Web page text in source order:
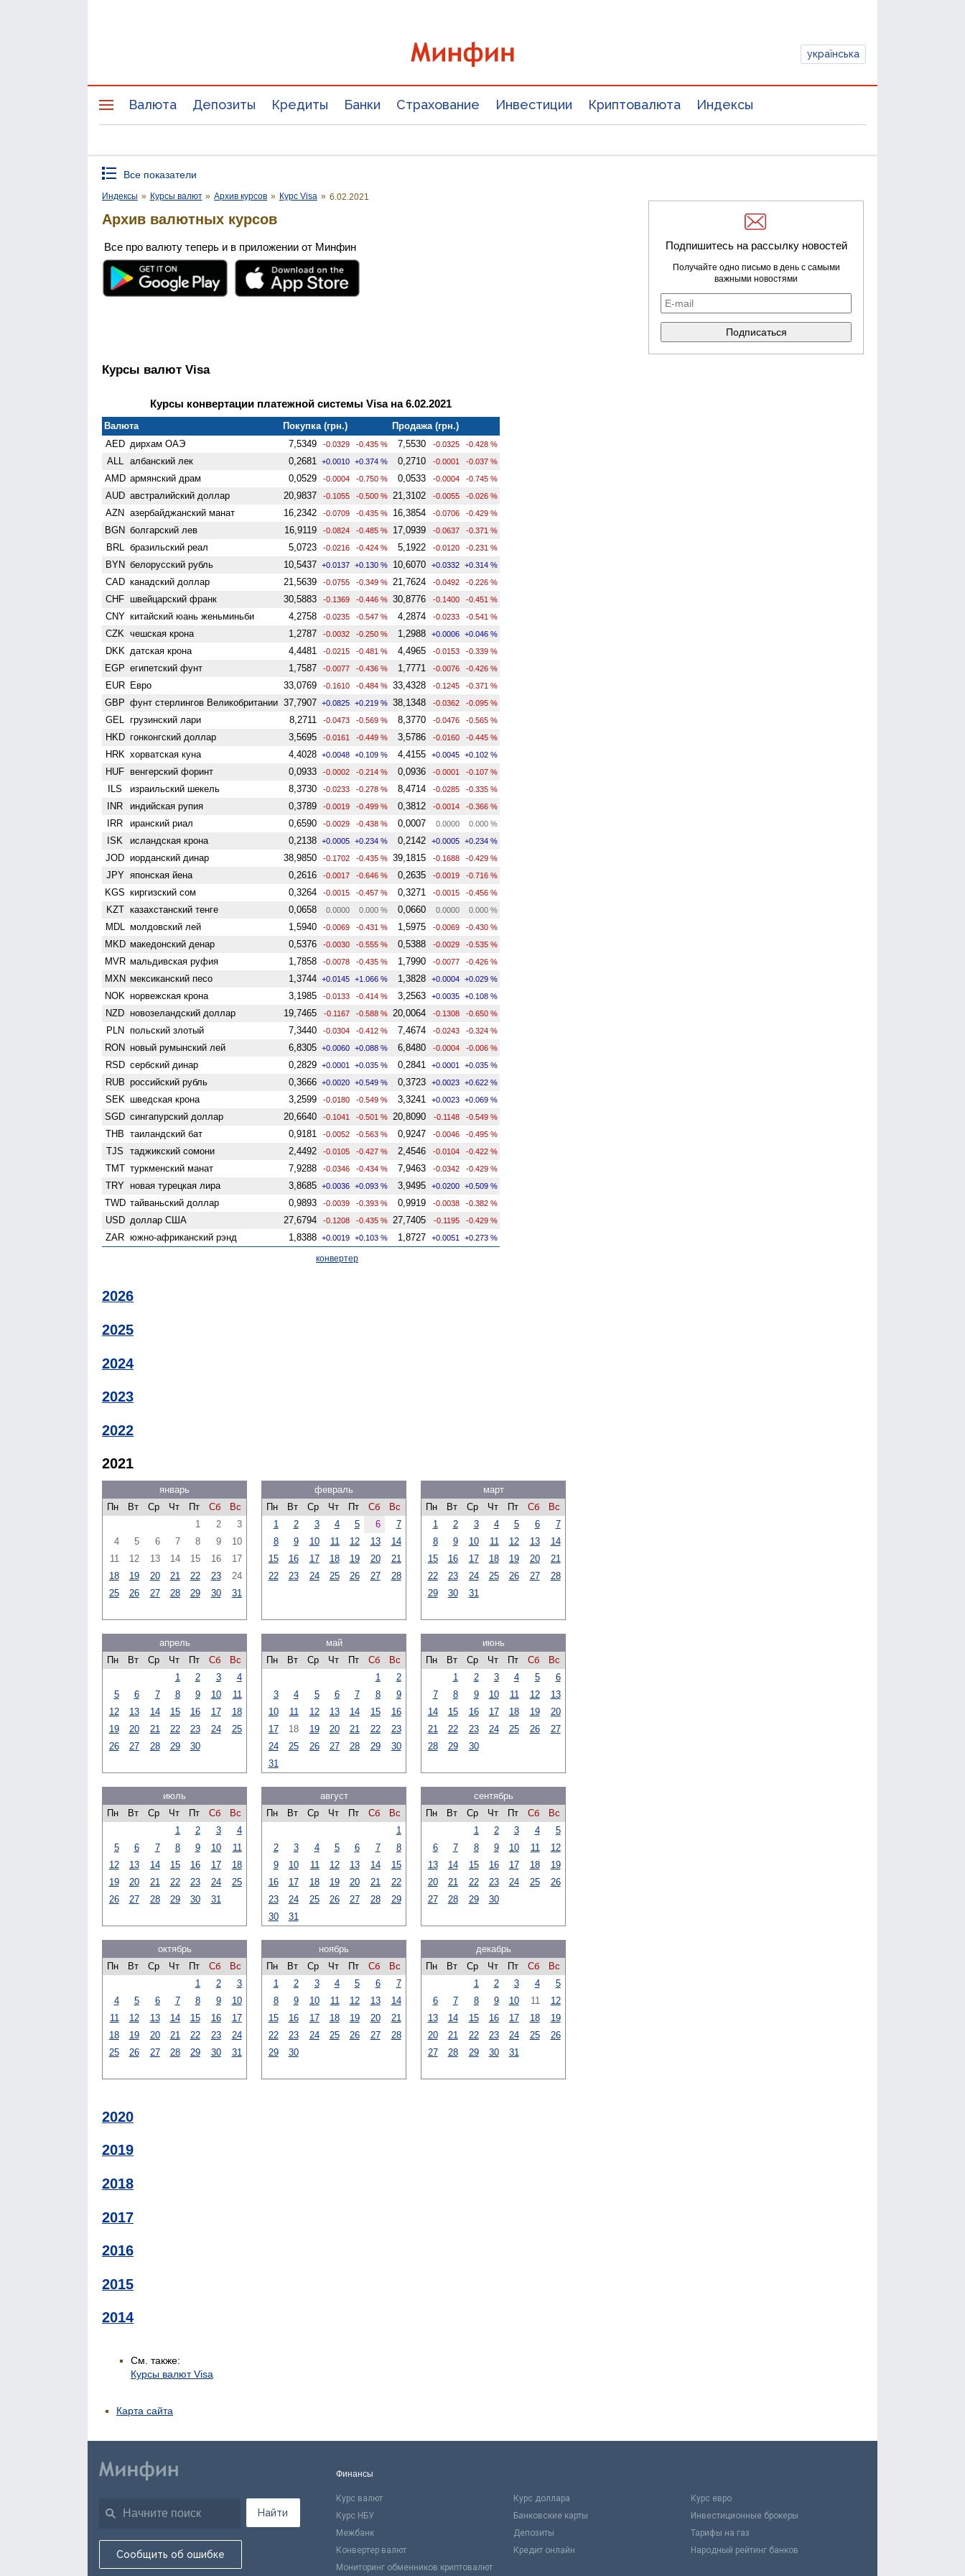
українська
Валюта Депозиты Кредиты Банки Страхование Инвестиции Криптовалюта Индексы
Все показатели
Индексы » Курсы валют » Архив курсов » Курс Visa » 6.02.2021
Архив валютных курсов
Все про валюту теперь и в приложении от Минфин
Курсы валют Visa
Курсы конвертации платежной системы Visa на 6.02.2021
Валюта Покупка (грн.)
Продажа (грн.)
AED дирхам ОАЭ 7,5349 -0.0329 -0.435 % 7,5530 -0.0325 -0.428 %
ALL албанский лек 0,2681 +0.0010 +0.374 % 0,2710 -0.0001 -0.037 %
AMD армянский драм 0,0529 -0.0004 -0.750 % 0,0533 -0.0004 -0.745 %
AUD австралийский доллар 20,9837 -0.1055 -0.500 % 21,3102 -0.0055 -0.026 %
AZN азербайджанский манат 16,2342 -0.0709 -0.435 % 16,3854 -0.0706 -0.429 %
BGN болгарский лев 16,9119 -0.0824 -0.485 % 17,0939 -0.0637 -0.371 %
BRL бразильский реал 5,0723 -0.0216 -0.424 % 5,1922 -0.0120 -0.231 %
BYN белорусский рубль 10,5437 +0.0137 +0.130 % 10,6070 +0.0332 +0.314 %
CAD канадский доллар 21,5639 -0.0755 -0.349 % 21,7624 -0.0492 -0.226 %
CHF швейцарский франк 30,5883 -0.1369 -0.446 % 30,8776 -0.1400 -0.451 %
CNY китайский юань женьминьби 4,2758 -0.0235 -0.547 % 4,2874 -0.0233 -0.541 %
CZK чешская крона 1,2787 -0.0032 -0.250 % 1,2988 +0.0006 +0.046 %
DKK датская крона 4,4481 -0.0215 -0.481 % 4,4965 -0.0153 -0.339 %
EGP египетский фунт 1,7587 -0.0077 -0.436 % 1,7771 -0.0076 -0.426 %
EUR Евро 33,0769 -0.1610 -0.484 % 33,4328 -0.1245 -0.371 %
GBP фунт стерлингов Велико­британии 37,7907 +0.0825 +0.219 % 38,1348 -0.0362 -0.095 %
GEL грузинский лари 8,2711 -0.0473 -0.569 % 8,3770 -0.0476 -0.565 %
HKD гонконгский доллар 3,5695 -0.0161 -0.449 % 3,5786 -0.0160 -0.445 %
HRK хорватская куна 4,4028 +0.0048 +0.109 % 4,4155 +0.0045 +0.102 %
HUF венгерский форинт 0,0933 -0.0002 -0.214 % 0,0936 -0.0001 -0.107 %
ILS израильский шекель 8,3730 -0.0233 -0.278 % 8,4714 -0.0285 -0.335 %
INR индийская рупия 0,3789 -0.0019 -0.499 % 0,3812 -0.0014 -0.366 %
IRR иранский риал 0,6590 -0.0029 -0.438 % 0,0007 0.0000 0.000 %
ISK исландская крона 0,2138 +0.0005 +0.234 % 0,2142 +0.0005 +0.234 %
JOD иорданский динар 38,9850 -0.1702 -0.435 % 39,1815 -0.1688 -0.429 %
JPY японская йена 0,2616 -0.0017 -0.646 % 0,2635 -0.0019 -0.716 %
KGS киргизский сом 0,3264 -0.0015 -0.457 % 0,3271 -0.0015 -0.456 %
KZT казахстанский тенге 0,0658 0.0000 0.000 % 0,0660 0.0000 0.000 %
MDL молдовский лей 1,5940 -0.0069 -0.431 % 1,5975 -0.0069 -0.430 %
MKD македонский денар 0,5376 -0.0030 -0.555 % 0,5388 -0.0029 -0.535 %
MVR мальдивская руфия 1,7858 -0.0078 -0.435 % 1,7990 -0.0077 -0.426 %
MXN мексиканский песо 1,3744 +0.0145 +1.066 % 1,3828 +0.0004 +0.029 %
NOK норвежская крона 3,1985 -0.0133 -0.414 % 3,2563 +0.0035 +0.108 %
NZD ново­зеландский доллар 19,7465 -0.1167 -0.588 % 20,0064 -0.1308 -0.650 %
PLN польский злотый 7,3440 -0.0304 -0.412 % 7,4674 -0.0243 -0.324 %
RON новый румынский лей 6,8305 +0.0060 +0.088 % 6,8480 -0.0004 -0.006 %
RSD сербский динар 0,2829 +0.0001 +0.035 % 0,2841 +0.0001 +0.035 %
RUB российский рубль 0,3666 +0.0020 +0.549 % 0,3723 +0.0023 +0.622 %
SEK шведская крона 3,2599 -0.0180 -0.549 % 3,3241 +0.0023 +0.069 %
SGD сингапурский доллар 20,6640 -0.1041 -0.501 % 20,8090 -0.1148 -0.549 %
THB таиландский бат 0,9181 -0.0052 -0.563 % 0,9247 -0.0046 -0.495 %
TJS таджикский сомони 2,4492 -0.0105 -0.427 % 2,4546 -0.0104 -0.422 %
TMT туркменский манат 7,9288 -0.0346 -0.434 % 7,9463 -0.0342 -0.429 %
TRY новая турецкая лира 3,8685 +0.0036 +0.093 % 3,9495 +0.0200 +0.509 %
TWD тайваньский доллар 0,9893 -0.0039 -0.393 % 0,9919 -0.0038 -0.382 %
USD доллар США 27,6794 -0.1208 -0.435 % 27,7405 -0.1195 -0.429 %
ZAR южно-африканский рэнд 1,8388 +0.0019 +0.103 % 1,8727 +0.0051 +0.273 %
конвертер
2026
2025
2024
2023
2022
2021
январь
Пн
Вт Ср Чт Пт Сб
Вс
1
2
3
4
5 6 7 8 9
10
11
12 13 14 15 16
17
18
19 20 21 22 23
24
25
26 27 28 29 30 31
февраль
Пн
Вт Ср Чт Пт Сб
Вс
1
2 3 4 5 6
7
8
9 10 11 12 13
14
15
16 17 18 19 20
21
22
23 24 25 26 27 28
март
Пн
Вт Ср Чт Пт Сб
Вс
1
2 3 4 5 6
7
8
9 10 11 12 13
14
15
16 17 18 19 20
21
22
23 24 25 26 27
28
29
30 31
апрель
Пн
Вт Ср Чт Пт Сб
Вс
1
2 3
4
5
6 7 8 9 10
11
12
13 14 15 16 17
18
19
20 21 22 23 24
25
26
27 28 29 30
май
Пн
Вт Ср Чт Пт Сб
Вс
1
2
3
4 5 6 7 8
9
10
11 12 13 14 15
16
17
18 19 20 21 22
23
24
25 26 27 28 29
30
31
июнь
Пн
Вт Ср Чт Пт Сб
Вс
1
2 3 4 5
6
7
8 9 10 11 12
13
14
15 16 17 18 19
20
21
22 23 24 25 26
27
28
29 30
июль
Пн
Вт Ср Чт Пт Сб
Вс
1
2 3
4
5
6 7 8 9 10
11
12
13 14 15 16 17
18
19
20 21 22 23 24
25
26
27 28 29 30 31
август
Пн
Вт Ср Чт Пт Сб
Вс
1
2
3 4 5 6 7
8
9
10 11 12 13 14
15
16
17 18 19 20 21
22
23
24 25 26 27 28
29
30
31
сентябрь
Пн
Вт Ср Чт Пт Сб
Вс
1
2 3 4
5
6
7 8 9 10 11
12
13
14 15 16 17 18
19
20
21 22 23 24 25
26
27
28 29 30
октябрь
Пн
Вт Ср Чт Пт Сб
Вс
1
2
3
4
5 6 7 8 9
10
11
12 13 14 15 16
17
18
19 20 21 22 23
24
25
26 27 28 29 30 31
ноябрь
Пн
Вт Ср Чт Пт Сб
Вс
1
2 3 4 5 6
7
8
9 10 11 12 13
14
15
16 17 18 19 20
21
22
23 24 25 26 27
28
29
30
декабрь
Пн
Вт Ср Чт Пт Сб
Вс
1
2 3 4
5
6
7 8 9 10 11
12
13
14 15 16 17 18
19
20
21 22 23 24 25
26
27
28 29 30 31
2020
2019
2018
2017
2016
2015
2014
См. также:
Курсы валют Visa
Подпишитесь на рассылку новостей
Получайте одно письмо в день с самыми
важными новостями
Карта сайта
Найти
Сообщить об ошибке
Финансы
Курс валют Курс доллара
Курс евро
Курс НБУ
Банковские карты
Инвестиционные брокеры
Межбанк
Депозиты
Тарифы на газ
Конвертер валют
Кредит онлайн
Народный рейтинг банков
Мониторинг обменников криптовалют